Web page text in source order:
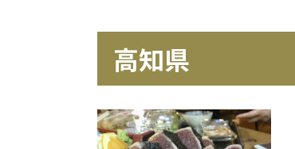
高知県